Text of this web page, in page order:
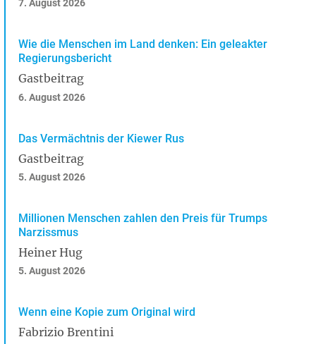
7. August 2026
Wie die Menschen im Land denken: Ein geleakter
Regierungsbericht
Gastbeitrag
6. August 2026
Das Vermächtnis der Kiewer Rus
Gastbeitrag
5. August 2026
Millionen Menschen zahlen den Preis für Trumps
Narzissmus
Heiner Hug
5. August 2026
Wenn eine Kopie zum Original wird
Fabrizio Brentini